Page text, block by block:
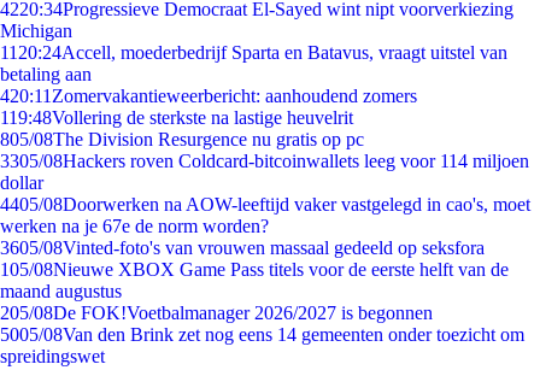
4220:34Progressieve Democraat El-Sayed wint nipt voorverkiezing
Michigan
11 20:24Accell, moederbedrijf Sparta en Batavus, vraagt uitstel van
betaling aan
420:11 Zomervakantieweerbericht: aanhoudend zomers
119:48Vollering de sterkste na lastige heuvelrit
805/08The Division Resurgence nu gratis op pc
3305/08Hackers roven Coldcard-bitcoinwallets leeg voor 114 miljoen
dollar
4405/08Doorwerken na AOW-leeftijd vaker vastgelegd in cao's, moet
werken na je 67e de norm worden?
3605/08Vinted-foto's van vrouwen massaal gedeeld op seksfora
105/08Nieuwe XBOX Game Pass titels voor de eerste helft van de
maand augustus
205/08De FOK!Voetbalmanager 2026/2027 is begonnen
5005/08Van den Brink zet nog eens 14 gemeenten onder toezicht om
spreidingswet